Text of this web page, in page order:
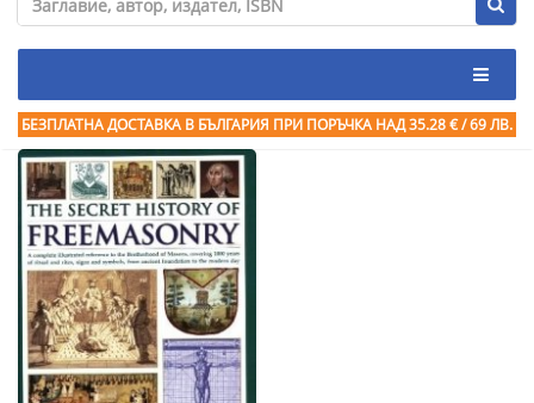
БЕЗПЛАТНА ДОСТАВКА В БЪЛГАРИЯ ПРИ ПОРЪЧКА НАД 35.28 € / 69 ЛВ.